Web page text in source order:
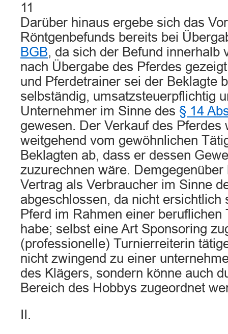
11
Darüber hinaus ergebe sich das
Röntgenbefunds bereits bei
BGB, da sich der Befund innerhalb
nach Übergabe des Pferdes
und Pferdetrainer sei der Beklagte
selbständig, umsatzsteuerpflichtig
Unternehmer im Sinne des § 14
gewesen. Der Verkauf des Pferdes
weitgehend vom gewöhnlichen
Beklagten ab, dass er dessen
zuzurechnen wäre.
Vertrag als Verbraucher im Sinne
abgeschlossen, da nicht ersichtlich
Pferd im Rahmen einer beruflichen
habe; selbst eine Art Sponsoring
(professionelle) Turnierreiterin
nicht zwingend zu einer
des Klägers, sondern könne auch
Bereich des Hobbys zugeordnet
II.